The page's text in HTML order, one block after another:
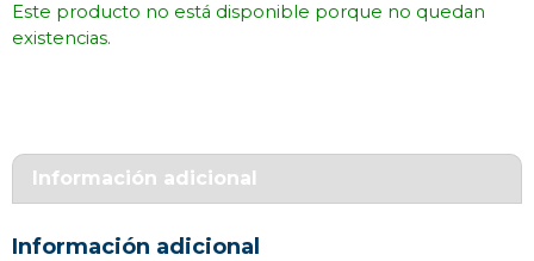
Este producto no está disponible porque no quedan
existencias.
Información adicional
Información adicional